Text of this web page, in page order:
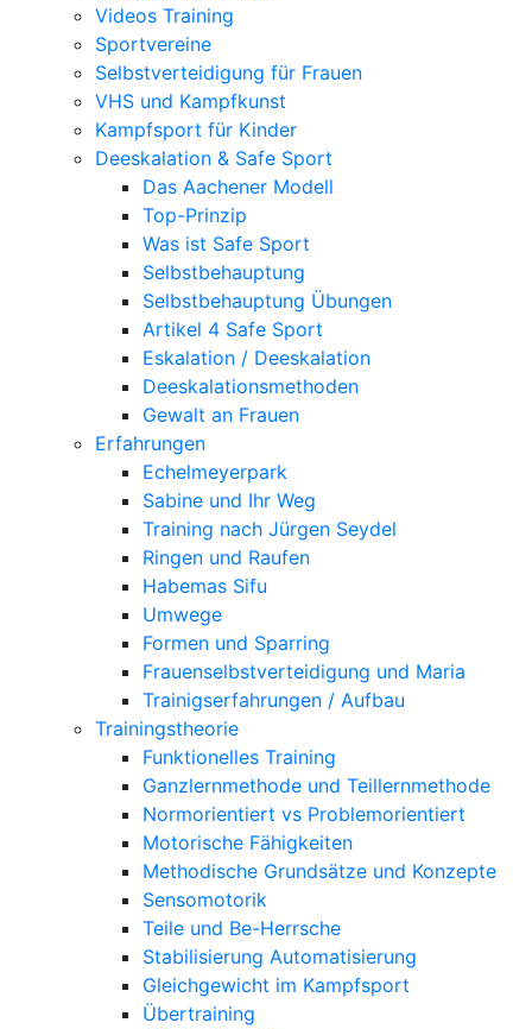
Videos Training
Sportvereine
Selbstverteidigung für Frauen
VHS und Kampfkunst
Kampfsport für Kinder
Deeskalation & Safe Sport
Das Aachener Modell
Top-Prinzip
Was ist Safe Sport
Selbstbehauptung
Selbstbehauptung Übungen
Artikel 4 Safe Sport
Eskalation / Deeskalation
Deeskalationsmethoden
Gewalt an Frauen
Erfahrungen
Echelmeyerpark
Sabine und Ihr Weg
Training nach Jürgen Seydel
Ringen und Raufen
Habemas Sifu
Umwege
Formen und Sparring
Frauenselbstverteidigung und Maria
Trainigserfahrungen / Aufbau
Trainingstheorie
Funktionelles Training
Ganzlernmethode und Teillernmethode
Normorientiert vs Problemorientiert
Motorische Fähigkeiten
Methodische Grundsätze und Konzepte
Sensomotorik
Teile und Be-Herrsche
Stabilisierung Automatisierung
Gleichgewicht im Kampfsport
Übertraining